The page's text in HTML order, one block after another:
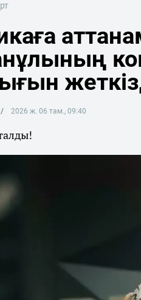
2026 ж. 06 там., 09:40